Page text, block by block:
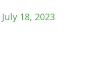
July 18, 2023